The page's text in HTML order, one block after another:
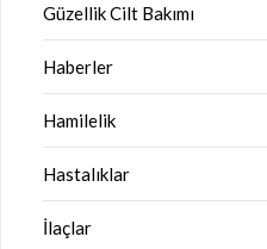
Güzellik Cilt Bakımı
Haberler
Hamilelik
Hastalıklar
İlaçlar